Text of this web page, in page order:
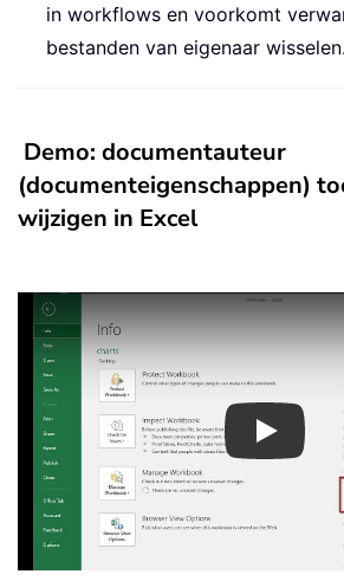
in workflows en voorkomt
bestanden van eigenaar wisselen.
Demo: documentauteur
(documenteigenschappen)
wijzigen in Excel
Play